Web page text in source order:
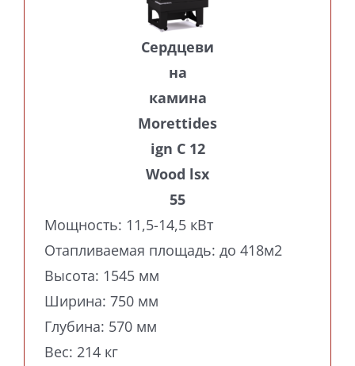
Сердцеви
на
камина
Morettides
ign C 12
Wood lsx
55
Мощность: 11,5-14,5 кВт
Отапливаемая площадь: до 418м2
Высота: 1545 мм
Ширина: 750 мм
Глубина: 570 мм
Вес: 214 кг